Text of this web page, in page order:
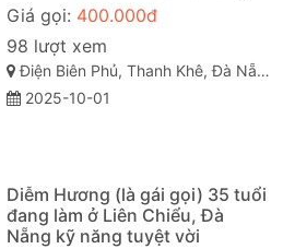
Giá gọi: 400.000đ
98 lượt xem
Điện Biên Phủ, Thanh Khê, Đà Nẵng
2025-10-01
Diễm Hương (là gái gọi) 35 tuổi
đang làm ở Liên Chiểu, Đà
Nẵng kỹ năng tuyệt vời